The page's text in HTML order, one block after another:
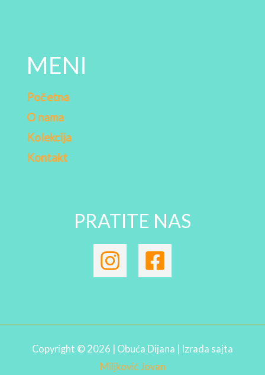
MENI
Početna
O nama
Kolekcija
Kontakt
PRATITE NAS
Copyright © 2026 | Obuća Dijana | Izrada sajta
Miljković Jovan